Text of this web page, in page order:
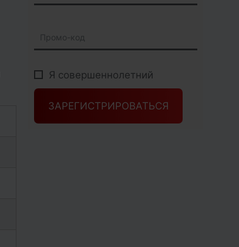
Промо-код
Я совершеннолетний
ЗАРЕГИСТРИРОВАТЬСЯ